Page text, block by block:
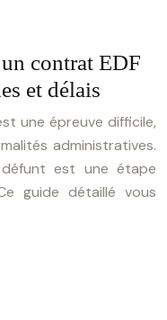
contrat EDF
et délais
une épreuve difficile,
administratives.
est une étape
guide détaillé vous